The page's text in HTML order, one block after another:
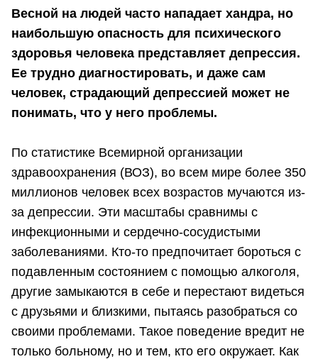
Весной на людей часто нападает хандра, но
наибольшую опасность для психического
здоровья человека представляет депрессия.
Ее трудно диагностировать, и даже сам
человек, страдающий депрессией может не
понимать, что у него проблемы.
По статистике Всемирной организации
здравоохранения (ВОЗ), во всем мире более 350
миллионов человек всех возрастов мучаются из-
за депрессии. Эти масштабы сравнимы с
инфекционными и сердечно-сосудистыми
заболеваниями. Кто-то предпочитает бороться с
подавленным состоянием с помощью алкоголя,
другие замыкаются в себе и перестают видеться
с друзьями и близкими, пытаясь разобраться со
своими проблемами. Такое поведение вредит не
только больному, но и тем, кто его окружает. Как